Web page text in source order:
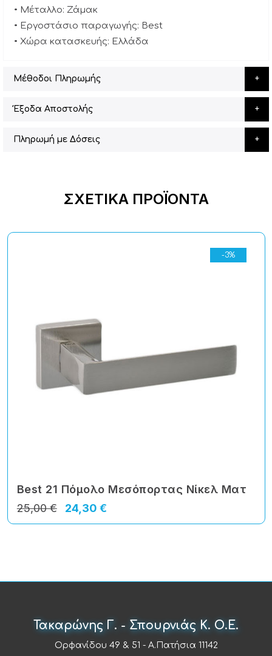
• Μέταλλο: Ζάμακ
• Εργοστάσιο παραγωγής: Best
• Χώρα κατασκευής: Ελλάδα
Μέθοδοι Πληρωμής
Έξοδα Αποστολής
Πληρωμή με Δόσεις
ΣΧΕΤΙΚΆ ΠΡΟΪΌΝΤΑ
-3%
Best 21 Πόμολο Μεσόπορτας Νίκελ Ματ
24,30 €
25,00 €
Τακαρώνης Γ. - Σπουρνιάς Κ. Ο.Ε.
Ορφανίδου 49 & 51 - Α.Πατήσια 11142